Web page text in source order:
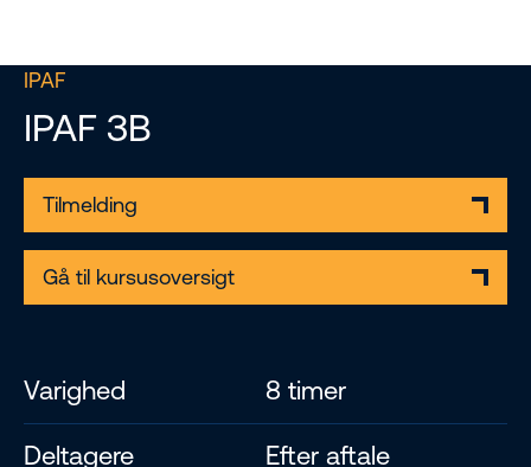
IPAF
IPAF 3B
Tilmelding
Gå til kursusoversigt
Varighed 8 timer
Deltagere Efter aftale